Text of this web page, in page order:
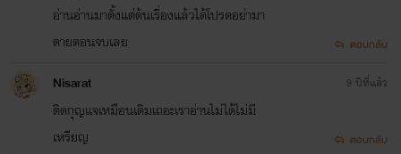
อ่านอ่านมาตั้งแต่ต้นเรื่องแล้วได้โปรดอย่ามา
ตายตอนจบเลย
ตอบกลับ
Nisarat
ติดกุญแจเหมือนเดิมเถอะเราอ่านไม่ได้ไม่มี
เหรียญ
9 ปีที่แล้ว
ตอบกลับ